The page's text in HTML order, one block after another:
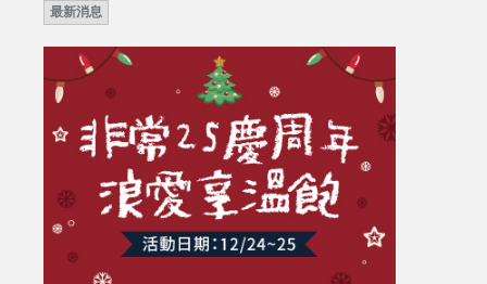
最新消息